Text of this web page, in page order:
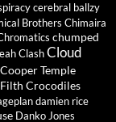
cerebral ballzy
Brothers Chimaira
chumped
ClashCloud
Cooper Temple
Crocodiles
damien rice
Danko Jones